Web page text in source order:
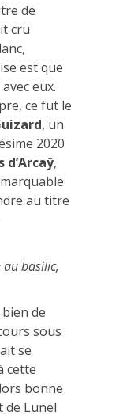
de
cru
est que
eux.
ce fut le
, un
2020
d’Arcaÿ,
au titre
basilic,
de
sous
se
cette
bonne
de Lunel